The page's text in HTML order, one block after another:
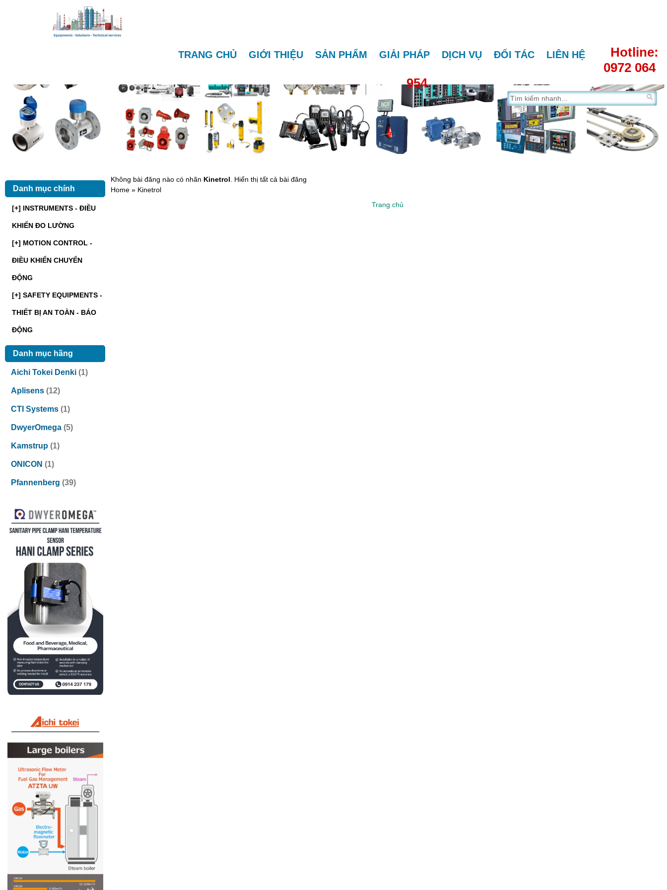
TRANG CHỦ GIỚI THIỆU SẢN PHẨM GIẢI PHÁP DỊCH VỤ ĐỐI TÁC LIÊN HỆ
Hotline:
0972 064
954
Danh mục chính
[+] INSTRUMENTS - ĐIỀU
KHIỂN ĐO LƯỜNG
[+] MOTION CONTROL -
ĐIỀU KHIỂN CHUYỂN
ĐỘNG
[+] SAFETY EQUIPMENTS -
THIẾT BỊ AN TOÀN - BÁO
ĐỘNG
Danh mục hãng
Aichi Tokei Denki (1)
Aplisens (12)
CTI Systems (1)
DwyerOmega (5)
Kamstrup (1)
ONICON (1)
Pfannenberg (39)
Không bài đăng nào có nhãn Kinetrol
Hiển thị tất cả bài đăng
Home » Kinetrol
Trang chủ